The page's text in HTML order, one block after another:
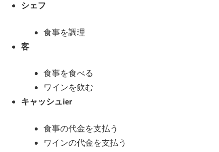
シェフ
食事を調理
客
食事を食べる
ワインを飲む
キャッシュier
食事の代金を支払う
ワインの代金を支払う